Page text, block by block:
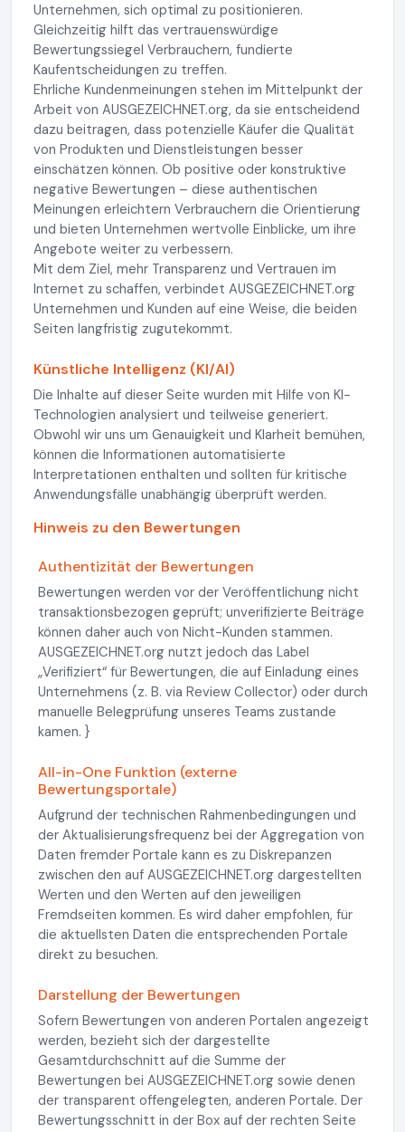
Unternehmen, sich optimal zu positionieren.
Gleichzeitig hilft das vertrauenswürdige
Bewertungssiegel Verbrauchern, fundierte
Kaufentscheidungen zu treffen.
Ehrliche Kundenmeinungen stehen im Mittelpunkt der
Arbeit von AUSGEZEICHNET.org, da sie entscheidend
dazu beitragen, dass potenzielle Käufer die Qualität
von Produkten und Dienstleistungen besser
einschätzen können. Ob positive oder konstruktive
negative Bewertungen – diese authentischen
Meinungen erleichtern Verbrauchern die Orientierung
und bieten Unternehmen wertvolle Einblicke, um ihre
Angebote weiter zu verbessern.
Mit dem Ziel, mehr Transparenz und Vertrauen im
Internet zu schaffen, verbindet AUSGEZEICHNET.org
Unternehmen und Kunden auf eine Weise, die beiden
Seiten langfristig zugutekommt.
Künstliche Intelligenz (KI/AI)
Die Inhalte auf dieser Seite wurden mit Hilfe von KI-
Technologien analysiert und teilweise generiert.
Obwohl wir uns um Genauigkeit und Klarheit bemühen,
können die Informationen automatisierte
Interpretationen enthalten und sollten für kritische
Anwendungsfälle unabhängig überprüft werden.
Hinweis zu den Bewertungen
Authentizität der Bewertungen
Bewertungen werden vor der Veröffentlichung nicht
transaktionsbezogen geprüft; unverifizierte Beiträge
können daher auch von Nicht-Kunden stammen.
AUSGEZEICHNET.org nutzt jedoch das Label
„Verifiziert“ für Bewertungen, die auf Einladung eines
Unternehmens (z. B. via Review Collector) oder durch
manuelle Belegprüfung unseres Teams zustande
kamen. }
All-in-One Funktion (externe
Bewertungsportale)
Aufgrund der technischen Rahmenbedingungen und
der Aktualisierungsfrequenz bei der Aggregation von
Daten fremder Portale kann es zu Diskrepanzen
zwischen den auf AUSGEZEICHNET.org dargestellten
Werten und den Werten auf den jeweiligen
Fremdseiten kommen. Es wird daher empfohlen, für
die aktuellsten Daten die entsprechenden Portale
direkt zu besuchen.
Darstellung der Bewertungen
Sofern Bewertungen von anderen Portalen angezeigt
werden, bezieht sich der dargestellte
Gesamtdurchschnitt auf die Summe der
Bewertungen bei AUSGEZEICHNET.org sowie denen
der transparent offengelegten, anderen Portale. Der
Bewertungsschnitt in der Box auf der rechten Seite